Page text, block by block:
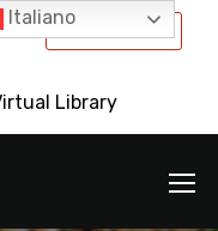
International
Library
Italiano